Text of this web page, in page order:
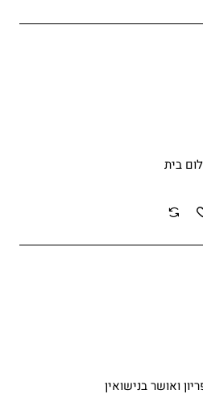
בית
ואושר בנישואין